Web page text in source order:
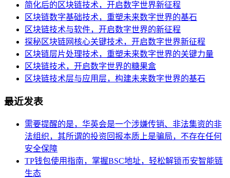
简化后的区块链技术，开启数字世界新征程
区块链数字基础技术，重塑未来数字世界的基石
区块链技术与软件，开启数字世界的新征程
探秘区块链网核心关键技术，开启数字世界新征程
区块链层片处理技术，重塑未来数字世界的关键力量
区块链技术，开启数字世界的糖果盒
区块链技术层与应用层，构建未来数字世界的基石
最近发表
需要提醒的是，华英会是一个涉嫌传销、非法集资的非
法组织，其所谓的投资回报本质上是骗局，不存在任何
安全保障
TP钱包使用指南，掌握BSC地址，轻松解锁币安智能链
生态